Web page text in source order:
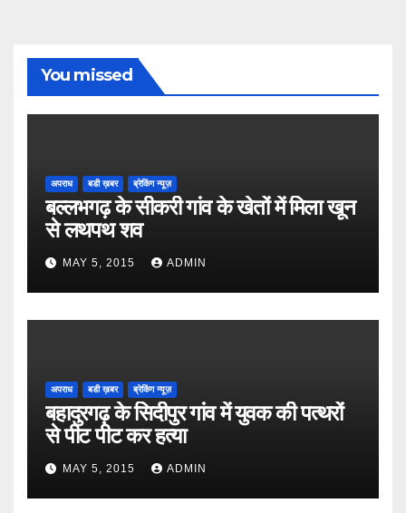
You missed
अपराध बडी ख़बर ब्रेकिंग न्यूज़
बल्लभगढ़ के सीकरी गांव के खेतों में मिला खून
से लथपथ शव
MAY 5, 2015 ADMIN
अपराध बडी ख़बर ब्रेकिंग न्यूज़
बहादुरगढ़ के सिदीपुर गांव में युवक की पत्थरों
से पीट पीट कर हत्या
MAY 5, 2015 ADMIN